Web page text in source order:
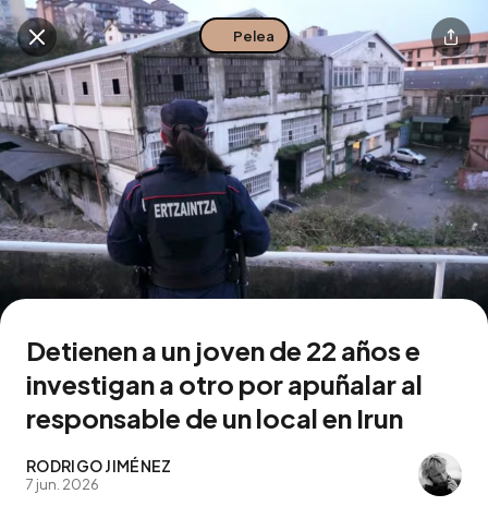
Descarga la app
Buscar en esta zona
Pelea
Detienen a un joven de 22 años e
investigan a otro por apuñalar al
responsable de un local en Irun
RODRIGO JIMÉNEZ
7 jun. 2026